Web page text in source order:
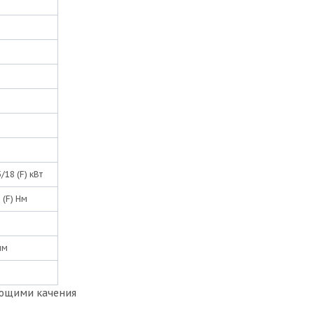
18 (F) кВт
(F) Нм
качения